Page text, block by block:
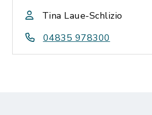
Tina Laue-Schlizio
04835 978300